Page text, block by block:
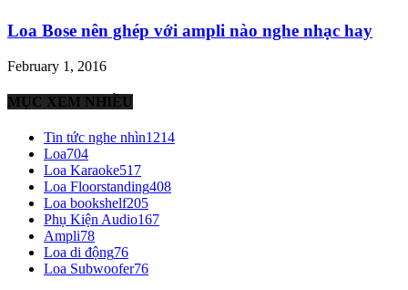
Loa Bose nên ghép với ampli nào nghe nhạc hay
February 1, 2016
MỤC XEM NHIỀU
Tin tức nghe nhìn1214
Loa704
Loa Karaoke517
Loa Floorstanding408
Loa bookshelf205
Phụ Kiện Audio167
Ampli78
Loa di động76
Loa Subwoofer76